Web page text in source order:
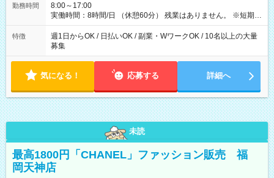
勤務時間
8:00～17:00
実働時間：8時間/日 （休憩60分） 残業はありません。 ※短期の
募集は行っておりません。予めご了承くださいませ。
特徴
週1日からOK / 日払いOK / 副業・WワークOK / 10名以上の大量
募集
気になる！ 応募する 詳細へ
未読
最高1800円「CHANEL」ファッション販売 福
岡天神店